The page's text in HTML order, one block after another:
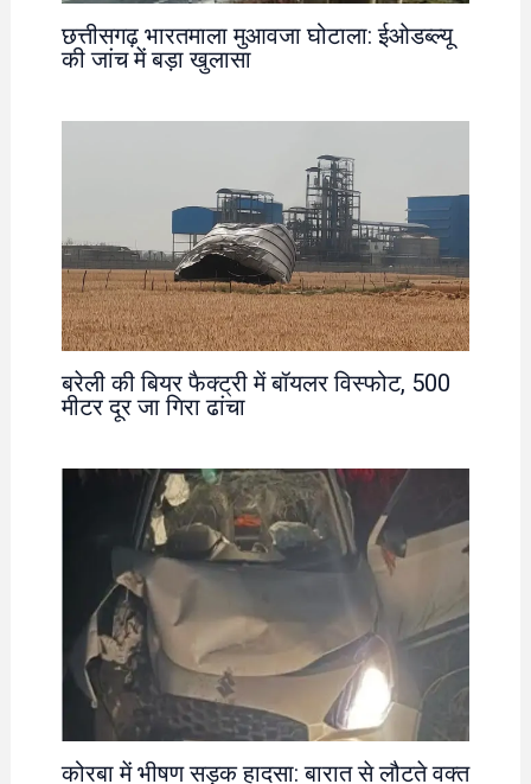
छत्तीसगढ़ भारतमाला मुआवजा घोटाला: ईओडब्ल्यू
की जांच में बड़ा खुलासा
बरेली की बियर फैक्ट्री में बॉयलर विस्फोट, 500
मीटर दूर जा गिरा ढांचा
कोरबा में भीषण सड़क हादसा: बारात से लौटते वक्त